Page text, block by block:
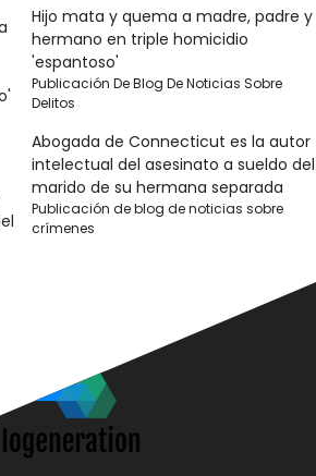
Hijo mata y quema a madre, padre y
hermano en triple homicidio
'espantoso'
Publicación De Blog De Noticias Sobre
Delitos
Abogada de Connecticut es la autor
intelectual del asesinato a sueldo del
marido de su hermana separada
Publicación de blog de noticias sobre
crímenes